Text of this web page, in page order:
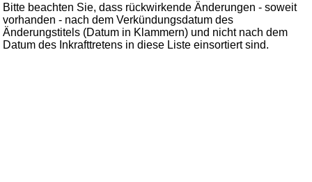
Bitte beachten Sie, dass rückwirkende Änderungen - soweit
vorhanden - nach dem Verkündungsdatum des
Änderungstitels (Datum in Klammern) und nicht nach dem
Datum des Inkrafttretens in diese Liste einsortiert sind.